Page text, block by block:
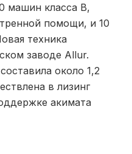
машин класса B,
помощи, и 10
техника
заводе Allur.
около 1,2
в лизинг
акимата